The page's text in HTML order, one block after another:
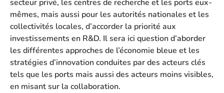
secteur privé, les centres de recherche et les ports eux-
mêmes, mais aussi pour les autorités nationales et les
collectivités locales, d’accorder la priorité aux
investissements en R&D. Il sera ici question d’aborder
les différentes approches de l’économie bleue et les
stratégies d’innovation conduites par des acteurs clés
tels que les ports mais aussi des acteurs moins visibles,
en misant sur la collaboration.